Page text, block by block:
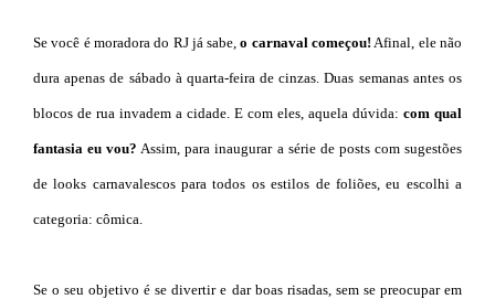
Se você é moradora do RJ já sabe,o carnaval começou! Afinal, ele não
dura apenas de sábado à quarta-feira de cinzas. Duas semanas antes os
blocos de rua invadem a cidade. E com eles, aquela dúvida: com qual
fantasia eu vou? Assim, para inaugurar a série de posts com sugestões
de looks carnavalescos para todos os estilos de foliões, eu escolhi a
categoria: cômica.
Se o seu objetivo é se divertir e dar boas risadas, sem se preocupar em